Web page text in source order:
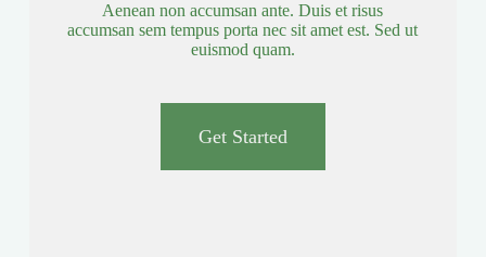
Aenean non accumsan ante. Duis et risus
accumsan sem tempus porta nec sit amet est. Sed ut
euismod quam.
Get Started